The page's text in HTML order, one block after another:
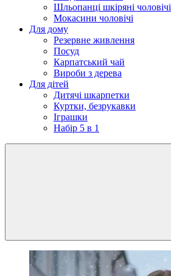
Шльопанці шкіряні чоловічі
Мокасини чоловічі
Для дому
Резервне живлення
Посуд
Карпатський чай
Вироби з дерева
Для дітей
Дитячі шкарпетки
Куртки, безрукавки
Іграшки
Набір 5 в 1